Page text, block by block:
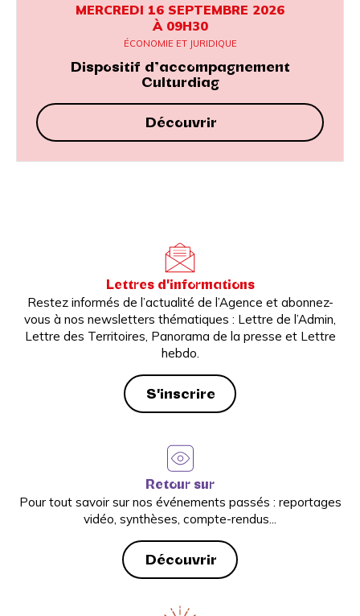
MERCREDI 16 SEPTEMBRE 2026
À 09H30
ÉCONOMIE ET JURIDIQUE
Dispositif d’accompagnement
Culturdiag
Découvrir
Lettres d'informations
Restez informés de l’actualité de l’Agence et abonnez-
vous à nos newsletters thématiques : Lettre de l’Admin,
Lettre des Territoires, Panorama de la presse et Lettre
hebdo.
S'inscrire
Retour sur
Pour tout savoir sur nos événements passés : reportages
vidéo, synthèses, compte-rendus...
Découvrir